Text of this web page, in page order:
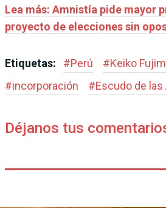
Lea más: Amnistía pide mayor
proyecto de elecciones sin
Etiquetas: #Perú #Keiko
#incorporación #Escudo de
Déjanos tus